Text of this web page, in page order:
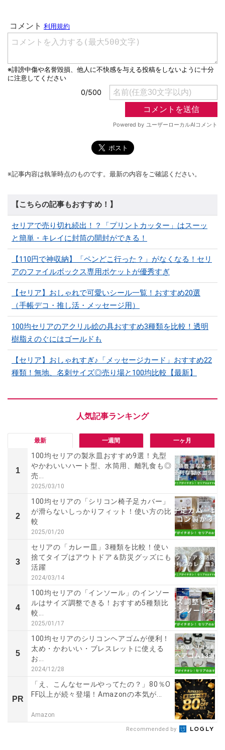
※記事内容は執筆時点のものです。最新の内容をご確認ください。
【こちらの記事もおすすめ！】
セリアで売り切れ続出！？「プリントカッター」はスーッ
と簡単・キレイに封筒の開封ができる！
【110円で神収納】「ペンどこ行った？」がなくなる！セリ
アのファイルボックス専用ポケットが優秀すぎ
【セリア】おしゃれで可愛いシール一覧！おすすめ20選
（手帳デコ・推し活・メッセージ用）
100均セリアのアクリル絵の具おすすめ3種類を比較！透明
樹脂えのぐにはゴールドも
【セリア】おしゃれすぎ♪「メッセージカード」おすすめ22
種類！無地、名刺サイズ◎売り場と100均比較【最新】
最新 一週間 一ヶ月
1
100均セリアの製氷皿おすすめ9選！丸型
やかわいいハート型、水筒用、離乳食も◎
売...
2025/03/10
2
100均セリアの「シリコン椅子足カバー」
が滑らないしっかりフィット！使い方の比
較
2025/01/20
3
セリアの「カレー皿」3種類を比較！使い
捨てタイプはアウトドア＆防災グッズにも
活躍
2024/03/14
4
100均セリアの「インソール」のインソー
ルはサイズ調整できる！おすすめ5種類比
較...
2025/01/17
5
100均セリアのシリコンヘアゴムが便利！
太め・かわいい・ブレスレットに使える
お...
2024/12/28
PR
「え、こんなセールやってたの？」80％O
FF以上が続々登場！Amazonの本気が...
Amazon
Recommended by